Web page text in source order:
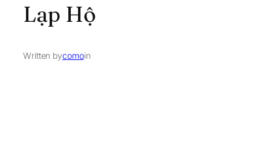
Lạp Hộ
Written bycomoin